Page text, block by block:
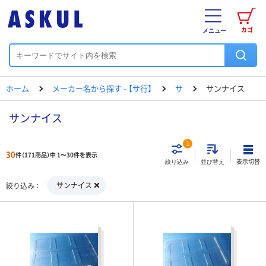
カゴ
メニュー
ホーム メーカー名から探す - 【サ行】 サ サンナイス
サンナイス
30件（171商品）中 1～30件を表示
絞り込み
1
並び替え 表示切替
絞り込み サンナイス